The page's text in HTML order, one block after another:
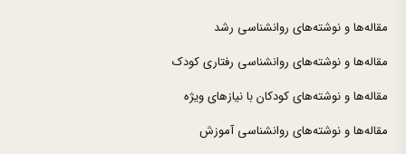
مقاله‌ها و نوشته‌های روانشناسی رشد
مقاله‌ها و نوشته‌های روانشناسی رفتاری کودک
مقاله‌ها و نوشته‌های کودکان با نیازهای ویژه
مقاله‌ها و نوشته‌های روانشناسی آموزش